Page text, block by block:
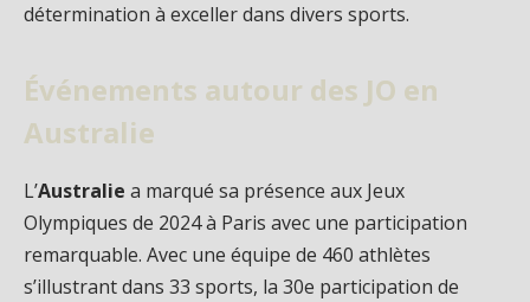
détermination à exceller dans divers sports.
Événements autour des JO en
Australie
L’Australie a marqué sa présence aux Jeux
Olympiques de 2024 à Paris avec une participation
remarquable. Avec une équipe de 460 athlètes
s’illustrant dans 33 sports, la 30e participation de